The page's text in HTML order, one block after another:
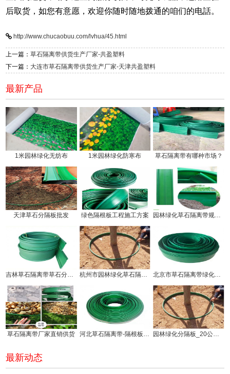
后取货，如您有意愿，欢迎你随时随地拨通的咱们的电話。
http://www.chucaobuu.com/lvhua/45.html
上一篇：草石隔离带供货生产厂家-共盈塑料
下一篇： 大连市草石隔离带供货生产厂家-天津共盈塑料
最新产品
1米园林绿化无纺布 1米园林绿化防寒布 草石隔离带有哪种市场？
天津草石分隔板批发 绿色隔根板工程施工方案
杭州市园林绿化草石隔离带价钱!
草石隔离带厂家直销供货
最新动态